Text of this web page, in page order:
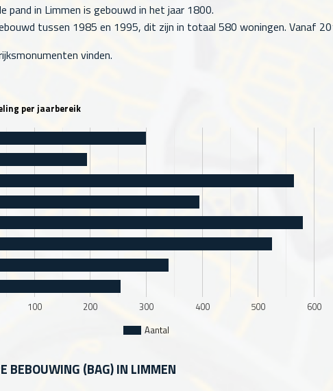
pand in Limmen is gebouwd in het jaar 1800.
tussen 1985 en 1995, dit zijn in totaal 580 woningen. Vanaf
vinden.
per jaarbereik
Aantal
100 200 300 400 500 600
BEBOUWING (BAG) IN LIMMEN